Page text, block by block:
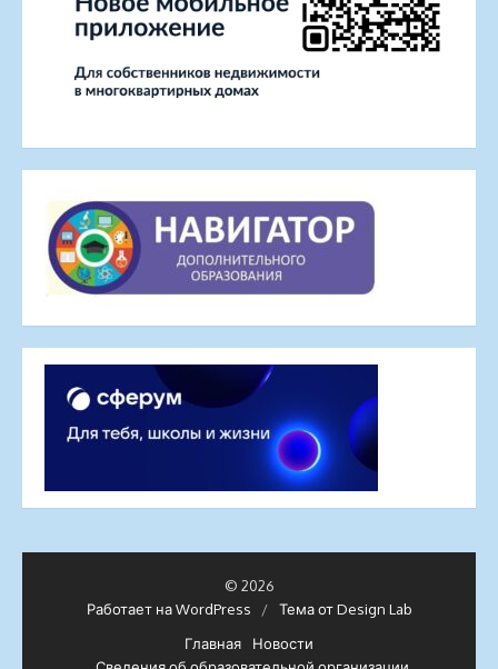
© 2026
Работает на WordPress
/
Тема от Design Lab
Главная
Новости